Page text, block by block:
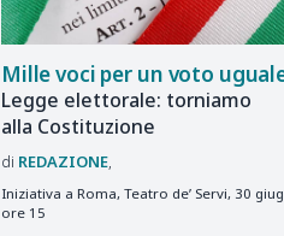
Mille voci per un voto
Legge elettorale: torniamo
alla Costituzione
REDAZIONE
Iniziativa a Roma, Teatro de’ Servi, 30
ore 15